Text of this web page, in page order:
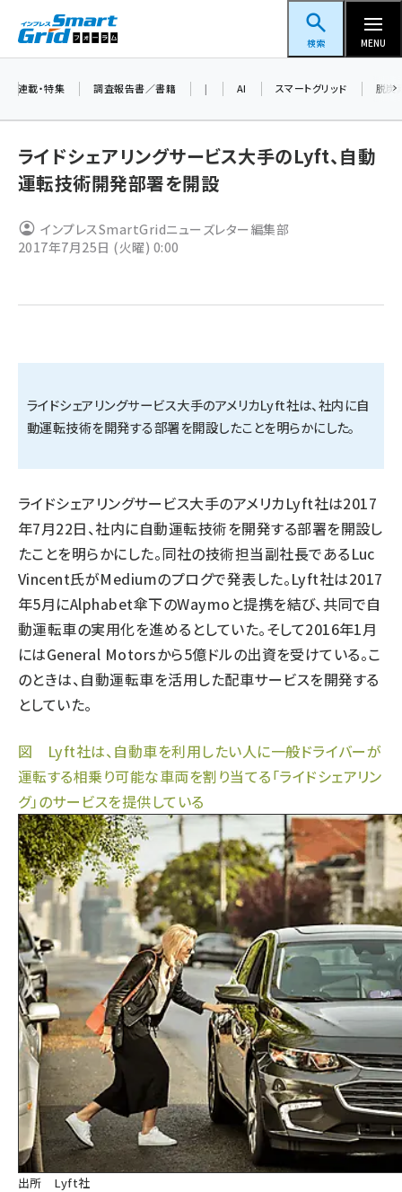
ン
スマートグリッドフォーラム
検索 MENU
新井 (358)
新井宏征 (294)
大串 (222)
aitras (185)
タンデム (149)
連載・特集 調査報告書／書籍 | AI スマートグリッド 脱炭
ライドシェアリングサービス大手のLyft、自動
運転技術開発部署を開設
インプレスSmartGridニューズレター編集部
2017年7月25日 (火曜) 0:00
ライドシェアリングサービス大手のアメリカLyft社は、社内に自
動運転技術を開発する部署を開設したことを明らかにした。
ライドシェアリングサービス大手のアメリカLyft社は2017
年7月22日、社内に自動運転技術を開発する部署を開設し
たことを明らかにした。同社の技術担当副社長であるLuc
Vincent氏がMediumのプログで発表した。Lyft社は2017
年5月にAlphabet傘下のWaymoと提携を結び、共同で自
動運転車の実用化を進めるとしていた。そして2016年1月
にはGeneral Motorsから5億ドルの出資を受けている。こ
のときは、自動運転車を活用した配車サービスを開発する
としていた。
図 Lyft社は、自動車を利用したい人に一般ドライバーが
運転する相乗り可能な車両を割り当てる「ライドシェアリン
グ」のサービスを提供している
出所 Lyft社